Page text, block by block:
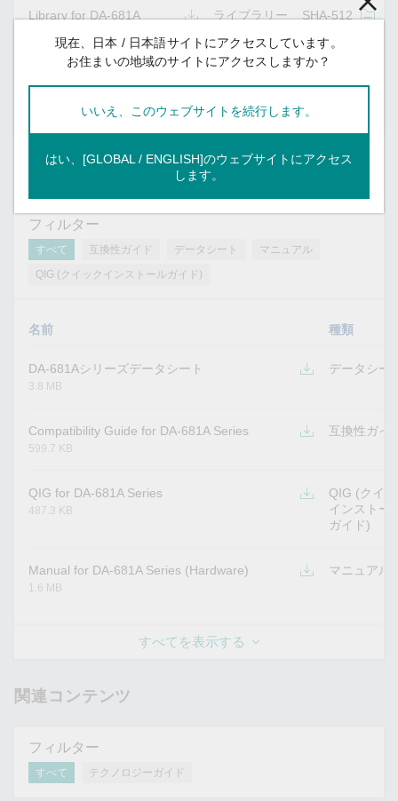
Library for DA-681A
Linux)
ライブラリー SHA-512
すべてを表示する
サポートドキュメント
フィルター
すべて 互換性ガイド データシート
マニュアル
QIG (クイックインストールガイド)
名前 種類
DA-681Aシリーズデータシート
3.8 MB
データシー
Compatibility Guide for DA-681A Series
599.7 KB
互換性ガイ
QIG for DA-681A Series
487.3 KB
QIG (クイ
インストー
ガイド)
Manual for DA-681A Series (Hardware)
1.6 MB
マニュアル
すべてを表示する
関連コンテンツ
フィルター
すべて テクノロジーガイド
現在、日本 / 日本語サイトにアクセスしています。
お住まいの地域のサイトにアクセスしますか？
いいえ、このウェブサイトを続行します。
はい、[GLOBAL / ENGLISH]のウェブサイトにアクセス
します。